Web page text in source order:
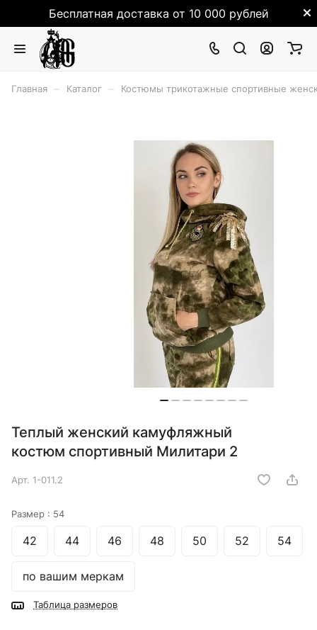
Бесплатная доставка от 10 000 рублей
Главная Каталог Костюмы трикотажные спортивные
Теплый женский камуфляжный
костюм спортивный Милитари 2
Арт. 1-011.2
Размер : 54
42 44 46 48 50 52 54
по вашим меркам
Таблица размеров